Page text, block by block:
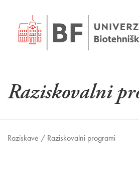
Raziskovalni
Raziskave / Raziskovalni programi